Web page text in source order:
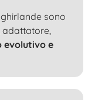
sono
adattatore,
e